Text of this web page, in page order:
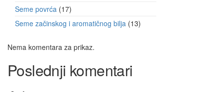
Seme povrća 17
Seme začinskog i aromatičnog bilja 13
Nema komentara za prikaz.
Poslednji komentari